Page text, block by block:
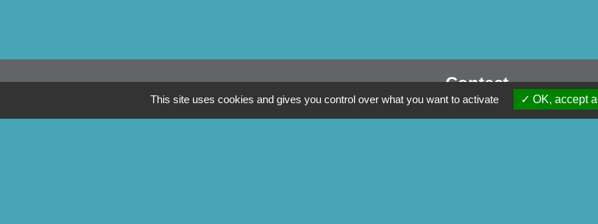
Contact
Commune de Séglien
This site uses cookies and gives you control over what you want to activate OK, accept all